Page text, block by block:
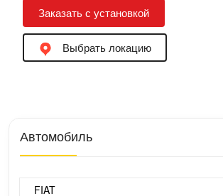
Заказать с установкой
Выбрать локацию
Автомобиль